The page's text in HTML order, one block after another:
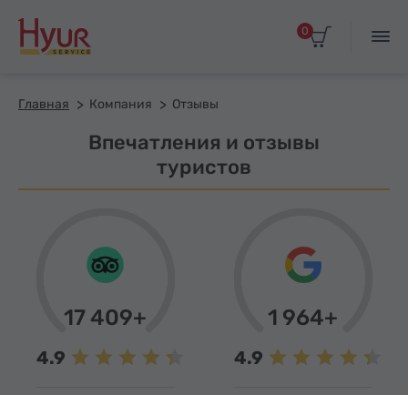
0
Главная Компания Отзывы
Впечатления и отзывы
туристов
17 409+
4.9
1 964+
4.9